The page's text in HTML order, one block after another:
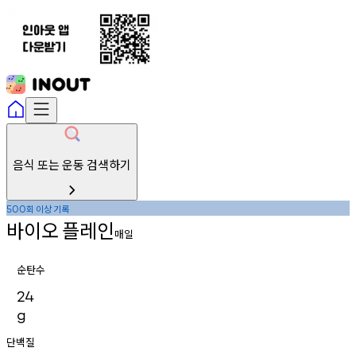
음식 또는 운동 검색하기
500회 이상기록
바이오플레인 매일
순탄수
24
g
단백질